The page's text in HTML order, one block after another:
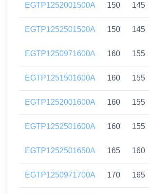
EGTP1252001500A 150 145
EGTP1252501500A 150 145
EGTP1250971600A 160 155
EGTP1251501600A 160 155
EGTP1252001600A 160 155
EGTP1252501600A 160 155
EGTP1252501650A 165 160
EGTP1250971700A 170 165